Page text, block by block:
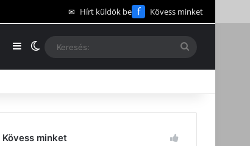
✉ Hírt küldök be f Kövess minket
OldalsávSwitch skin
Kövess minket